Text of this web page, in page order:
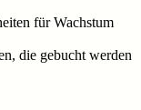
für Wachstum
die gebucht werden